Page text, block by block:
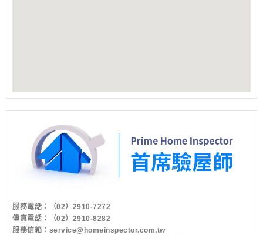
服務電話：
（02）2910-7272
傳真電話：（02）2910-8282
服務信箱： service@homeinspector.com.tw